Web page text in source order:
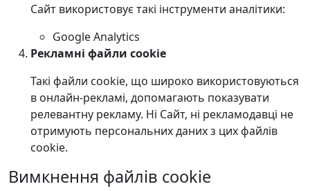
Сайт використовує такі інструменти аналітики:
Google Analytics
Рекламні файли cookie
Такі файли cookie, що широко використовуються
в онлайн-рекламі, допомагають показувати
релевантну рекламу. Ні Сайт, ні рекламодавці не
отримують персональних даних з цих файлів
cookie.
Вимкнення файлів cookie